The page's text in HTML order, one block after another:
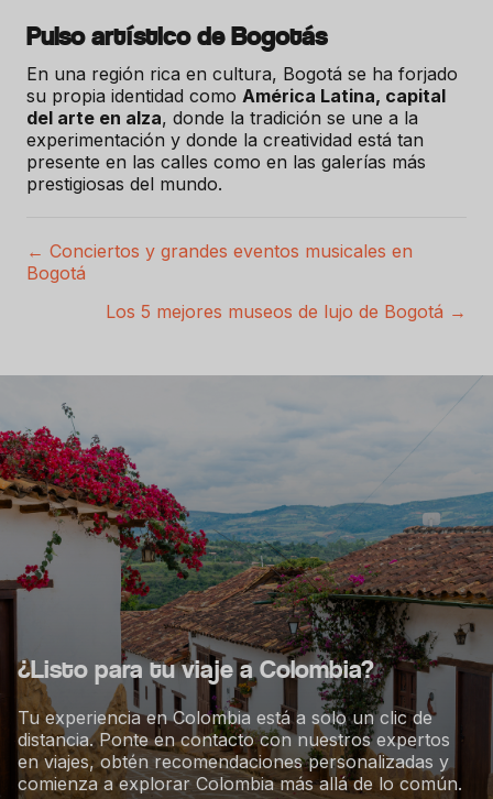
Pulso artístico de Bogotás
En una región rica en cultura, Bogotá se ha forjado
su propia identidad como América Latina, capital
del arte en alza, donde la tradición se une a la
experimentación y donde la creatividad está tan
presente en las calles como en las galerías más
prestigiosas del mundo.
P
t
n
a
v
e
a
ó
n
← Conciertos y grandes eventos musicales en
Bogotá
Los 5 mejores museos de lujo de Bogotá →
¿Listo para tu viaje a Colombia?
Tu experiencia en Colombia está a solo un clic de
distancia. Ponte en contacto con nuestros expertos
en viajes, obtén recomendaciones personalizadas y
comienza a explorar Colombia más allá de lo común.